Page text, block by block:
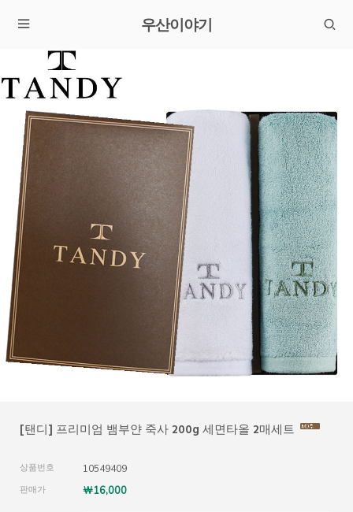
우산이야기
[탠디] 프리미엄 뱀부얀 죽사 200g 세면타올 2매세트
상품번호 10549409
판매가 ￦16,000